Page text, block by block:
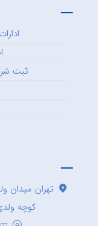
ثبت
تهران میدان
کوچه ولدی پلاک ۳۹